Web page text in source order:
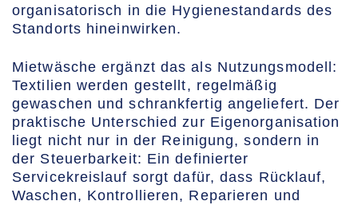
organisatorisch in die Hygienestandards des
Standorts hineinwirken.
Mietwäsche ergänzt das als Nutzungsmodell:
Textilien werden gestellt, regelmäßig
gewaschen und schrankfertig angeliefert. Der
praktische Unterschied zur Eigenorganisation
liegt nicht nur in der Reinigung, sondern in
der Steuerbarkeit: Ein definierter
Servicekreislauf sorgt dafür, dass Rücklauf,
Waschen, Kontrollieren, Reparieren und